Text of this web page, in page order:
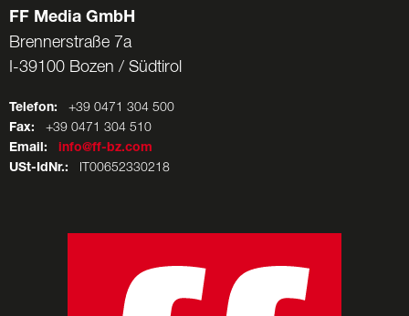
FF Media GmbH
Brennerstraße 7a
I-39100 Bozen / Südtirol
Telefon: +39 0471 304 500
Fax: +39 0471 304 510
Email:
info@ff-bz.com
USt-IdNr.: IT00652330218